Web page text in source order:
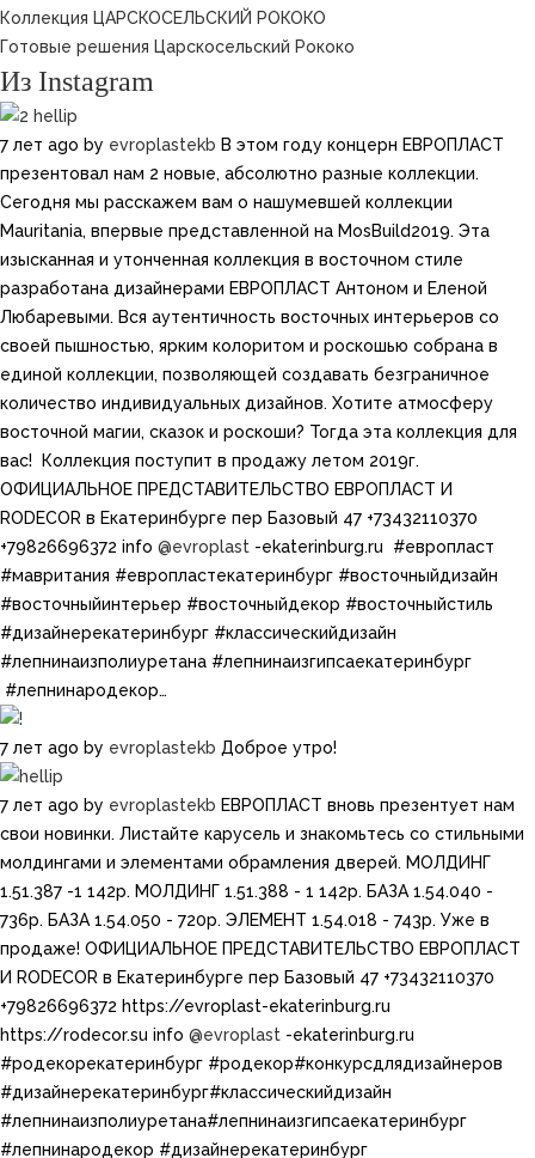
Коллекция ЦАРСКОСЕЛЬСКИЙ РОКОКО
Готовые решения Царскосельский Рококо
Из Instagram
7 лет ago by evroplastekb В этом году концерн ЕВРОПЛАСТ
презентовал нам 2 новые, абсолютно разные коллекции.
Сегодня мы расскажем вам о нашумевшей коллекции
Mauritania, впервые представленной на MosBuild2019. Эта
изысканная и утонченная коллекция в восточном стиле
разработана дизайнерами ЕВРОПЛАСТ Антоном и Еленой
Любаревыми. Вся аутентичность восточных интерьеров со
своей пышностью, ярким колоритом и роскошью собрана в
единой коллекции, позволяющей создавать безграничное
количество индивидуальных дизайнов. Хотите атмосферу
восточной магии, сказок и роскоши?​ Тогда эта коллекция для
вас! ​ Коллекция поступит в продажу летом 2019г.
ОФИЦИАЛЬНОЕ ПРЕДСТАВИТЕЛЬСТВО ЕВРОПЛАСТ И
RODECOR в Екатеринбурге пер Базовый 47 +73432110370
+79826696372 info @evroplast -ekaterinburg.ru​ ​​​ #европласт
#мавритания #европластекатеринбург #восточныйдизайн
#восточныйинтерьер #восточныйдекор #восточныйстиль
#дизайнерекатеринбург​​ #классическийдизайн​
#лепнинаизполиуретана​​ #лепнинаизгипсаекатеринбург​​
#лепнинародекор…
7 лет ago by evroplastekb Доброе утро!
7 лет ago by evroplastekb ЕВРОПЛАСТ вновь презентует нам
свои новинки. Листайте карусель и знакомьтесь со стильными
молдингами и элементами обрамления дверей. МОЛДИНГ
1.51.387 -1 142р. МОЛДИНГ 1.51.388 - 1 142р. БАЗА 1.54.040 -
736р. БАЗА 1.54.050 - 720р. ЭЛЕМЕНТ 1.54.018 - 743р. Уже в
продаже! ОФИЦИАЛЬНОЕ ПРЕДСТАВИТЕЛЬСТВО ЕВРОПЛАСТ
И RODECOR в Екатеринбурге пер Базовый 47 +73432110370
+79826696372 https://evroplast-ekaterinburg.ru​​
https://rodecor.su info @evroplast -ekaterinburg.ru​ ​​​
#родекорекатеринбург​​ #родекор​#конкурсдлядизайнеров
#дизайнерекатеринбург​​#классическийдизайн​
#лепнинаизполиуретана​​#лепнинаизгипсаекатеринбург​​
#лепнинародекор #дизайнерекатеринбург